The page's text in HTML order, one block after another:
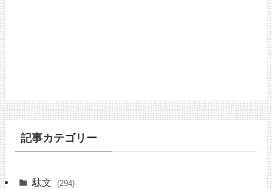
記事カテゴリー
駄文 (294)